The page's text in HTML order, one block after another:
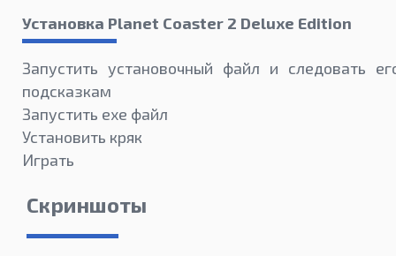
Установка Planet Coaster 2 Deluxe Edition
Запустить установочный файл и следовать
подсказкам
Запустить exe файл
Установить кряк
Играть
Скриншоты